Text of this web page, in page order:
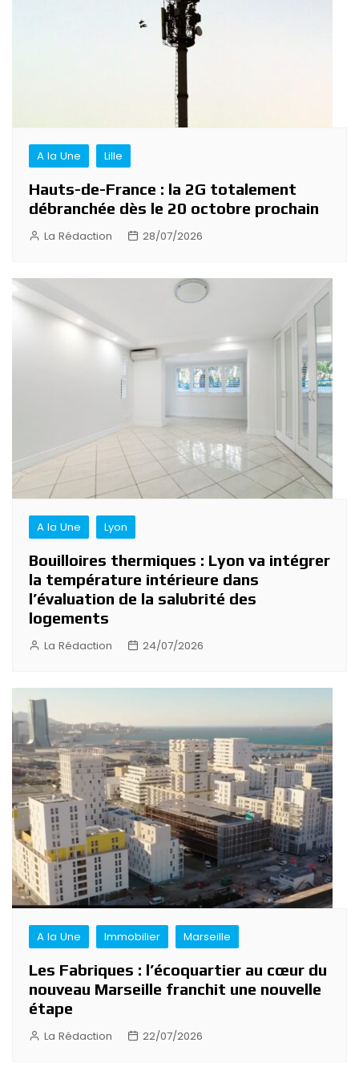
A la Une Lille
Hauts-de-France : la 2G totalement
débranchée dès le 20 octobre prochain
La Rédaction 28/07/2026
A la Une Lyon
Bouilloires thermiques : Lyon va intégrer
la température intérieure dans
l’évaluation de la salubrité des
logements
La Rédaction 24/07/2026
A la Une Immobilier Marseille
Les Fabriques : l’écoquartier au cœur du
nouveau Marseille franchit une nouvelle
étape
La Rédaction 22/07/2026